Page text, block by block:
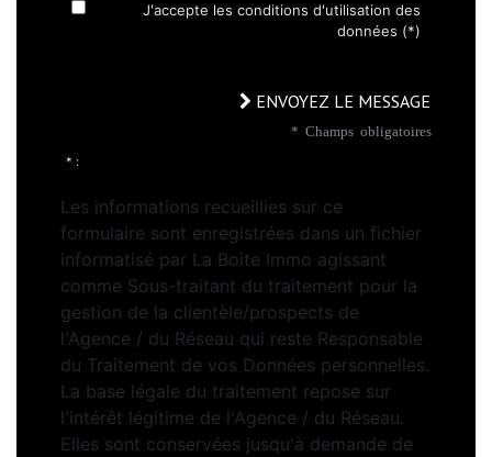
J'accepte les conditions d'utilisation des
données (*)
ENVOYEZ LE MESSAGE
* Champs obligatoires
* :
Les informations recueillies sur ce
formulaire sont enregistrées dans un fichier
informatisé par La Boite Immo agissant
comme Sous-traitant du traitement pour la
gestion de la clientèle/prospects de
l'Agence / du Réseau qui reste Responsable
du Traitement de vos Données personnelles.
La base légale du traitement repose sur
l'intérêt légitime de l'Agence / du Réseau.
Elles sont conservées jusqu'à demande de